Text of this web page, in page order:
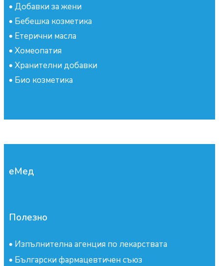
• Добавки за жени
• Бебешка козметика
• Етерични масла
• Хомеопатия
• Хранителни добавки
• Био козметика
еМед
Полезно
• Изпълнителна агенция по лекарствата
• Български фармацевтичен съюз